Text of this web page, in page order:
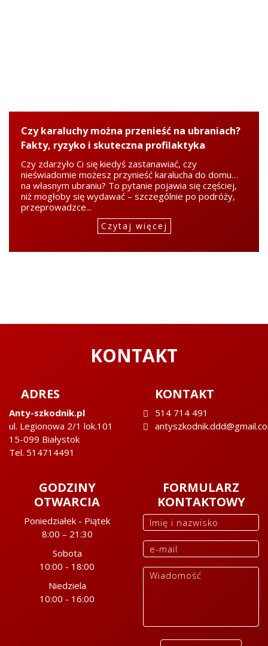
Czy karaluchy można przenieść na ubraniach?
Fakty, ryzyko i skuteczna profilaktyka
Czy zdarzyło Ci się kiedyś zastanawiać, czy
nieświadomie możesz przynieść karalucha do domu…
na własnym ubraniu? To pytanie pojawia się częściej,
niż mogłoby się wydawać – szczególnie po podróży,
przeprowadzce...
Czytaj więcej
KONTAKT
ADRES
Anty-szkodnik.pl
ul. Legionowa 2/1 lok.101
15-099 Białystok
Tel. 514714491
KONTAKT
514 714 491
GODZINY
OTWARCIA
Poniedziałek - Piątek
8:00 – 21:30
Sobota
10:00 - 18:00
Niedziela
10:00 - 16:00
FORMULARZ
KONTAKTOWY